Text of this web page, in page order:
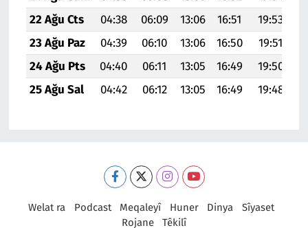
22 Ağu Cts
04:38 06:09 13:06 16:51 19:53
23 Ağu Paz
04:39 06:10 13:06 16:50 19:51
24 Ağu Pts
04:40 06:11 13:05 16:49 19:50
25 Ağu Sal
04:42 06:12 13:05 16:49 19:48
Welat ra Podcast Meqaleyî Huner Dinya
Sîyaset
Rojane
Têkilî